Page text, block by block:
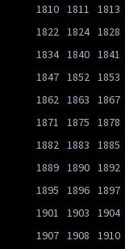
1810
1811 1813
1822
1824 1828
1834
1840 1841
1847
1852 1853
1862
1863 1867
1871
1875 1878
1882
1883 1885
1889
1890 1892
1895
1896 1897
1901
1903 1904
1907
1908 1910